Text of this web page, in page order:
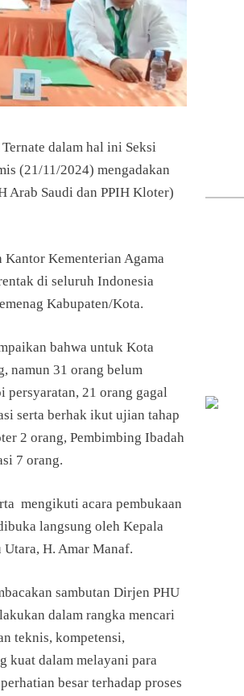
dalam hal ini Seksi
(21/11/2024) mengadakan
Arab Saudi dan PPIH Kloter)
Kementerian Agama
di seluruh Indonesia
Kabupaten/Kota.
bahwa untuk Kota
namun 31 orang belum
persyaratan, 21 orang gagal
serta berhak ikut ujian tahap
2 orang, Pembimbing Ibadah
7 orang.
mengikuti acara pembukaan
langsung oleh Kepala
H. Amar Manaf.
sambutan Dirjen PHU
dalam rangka mencari
teknis, kompetensi,
kuat dalam melayani para
besar terhadap proses